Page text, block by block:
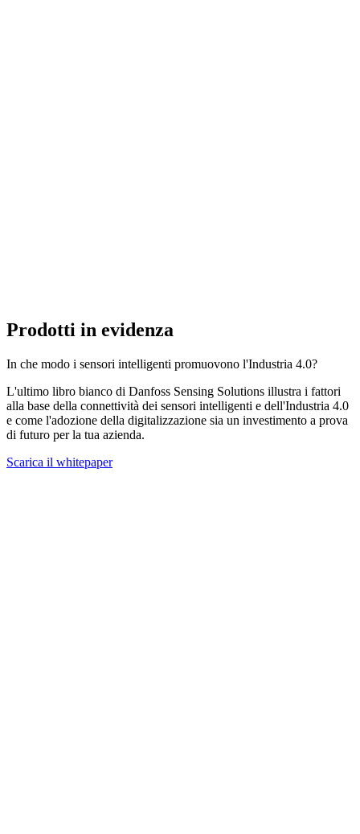
Prodotti in evidenza
In che modo i sensori intelligenti promuovono l'Industria 4.0?
L'ultimo libro bianco di Danfoss Sensing Solutions illustra i fattori
alla base della connettività dei sensori intelligenti e dell'Industria 4.0
e come l'adozione della digitalizzazione sia un investimento a prova
di futuro per la tua azienda.
Scarica il whitepaper